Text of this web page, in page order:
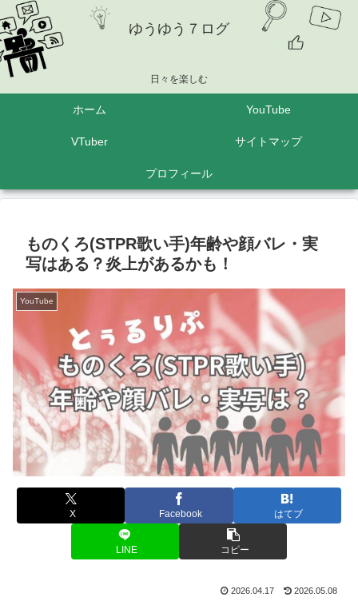
ゆうゆう７ログ
日々を楽しむ
ホーム YouTube
VTuber サイトマップ
プロフィール
ものくろ(STPR歌い手)年齢や顔バレ・実
写はある？炎上があるかも！
YouTube
X Facebook はてブ
LINE コピー
2026.04.17 2026.05.08